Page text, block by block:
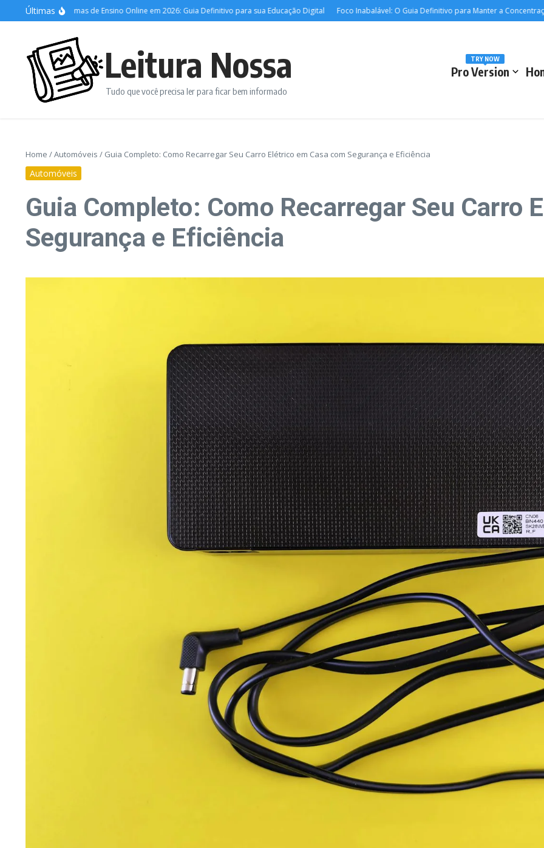
Ir para o conteúdo
Últimas
Plataformas de Ensino Online em 2026: Guia Definitivo para sua Educação Digital Foco Inabalável: O Guia Definitivo para Manter a Concentração
Leitura Nossa
Tudo que você precisa ler para ficar bem informado
Pro Version
TRY NOW
Home /Automóveis / Guia Completo: Como Recarregar Seu Carro Elétrico em Casa com Segurança e Eficiência
Automóveis
Guia Completo: Como Recarregar Seu Carro
Segurança e Eficiência